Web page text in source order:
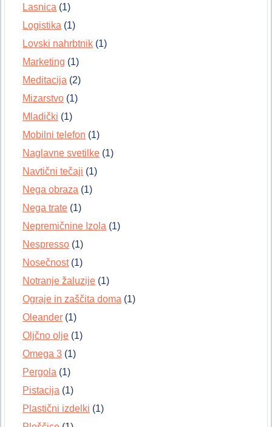
Lasnica (1)
Logistika (1)
Lovski nahrbtnik (1)
Marketing (1)
Meditacija (2)
Mizarstvo (1)
Mladički (1)
Mobilni telefon (1)
Naglavne svetilke (1)
Navtični tečaji (1)
Nega obraza (1)
Nega trate (1)
Nepremičnine Izola (1)
Nespresso (1)
Nosečnost(1)
Notranje žaluzije (1)
Ograje in zaščita doma (1)
Oleander (1)
Oljčno olje (1)
Omega 3 (1)
Pergola (1)
Pistacija (1)
Plastični izdelki (1)